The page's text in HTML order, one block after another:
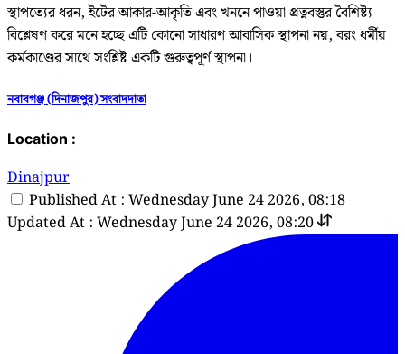
স্থাপত্যের ধরন, ইটের আকার-আকৃতি এবং খননে পাওয়া প্রত্নবস্তুর বৈশিষ্ট্য
বিশ্লেষণ করে মনে হচ্ছে এটি কোনো সাধারণ আবাসিক স্থাপনা নয়, বরং ধর্মীয়
কর্মকাণ্ডের সাথে সংশ্লিষ্ট একটি গুরুত্বপূর্ণ স্থাপনা।
নবাবগঞ্জ (দিনাজপুর) সংবাদদাতা
Location :
Dinajpur
Published At : Wednesday June 24 2026, 08:18
Updated At : Wednesday June 24 2026, 08:20